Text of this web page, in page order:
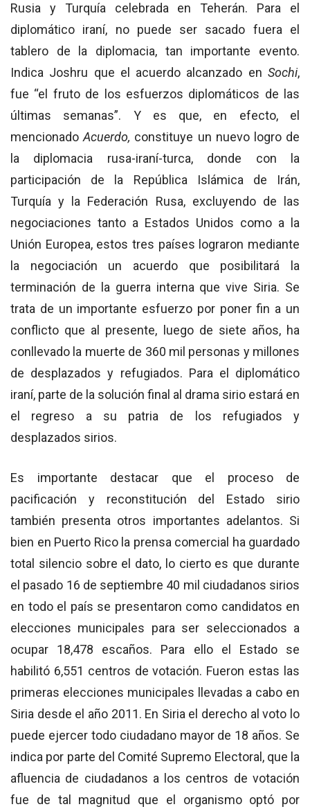
Rusia y Turquía celebrada en Teherán. Para el
diplomático iraní, no puede ser sacado fuera el
tablero de la diplomacia, tan importante evento.
Indica Joshru que el acuerdo alcanzado en Sochi,
fue “el fruto de los esfuerzos diplomáticos de las
últimas semanas”. Y es que, en efecto, el
mencionadoAcuerdo, constituye un nuevo logro de
la diplomacia rusa-iraní-turca, donde con la
participación de la República Islámica de Irán,
Turquía y la Federación Rusa, excluyendo de las
negociaciones tanto a Estados Unidos como a la
Unión Europea, estos tres países lograron mediante
la negociación un acuerdo que posibilitará la
terminación de la guerra interna que vive Siria. Se
trata de un importante esfuerzo por poner fin a un
conflicto que al presente, luego de siete años, ha
conllevado la muerte de 360 mil personas y millones
de desplazados y refugiados. Para el diplomático
iraní, parte de la solución final al drama sirio estará en
el regreso a su patria de los refugiados y
desplazados sirios.
Es importante destacar que el proceso de
pacificación y reconstitución del Estado sirio
también presenta otros importantes adelantos. Si
bien en Puerto Rico la prensa comercial ha guardado
total silencio sobre el dato, lo cierto es que durante
el pasado 16 de septiembre 40 mil ciudadanos sirios
en todo el país se presentaron como candidatos en
elecciones municipales para ser seleccionados a
ocupar 18,478 escaños. Para ello el Estado se
habilitó 6,551 centros de votación. Fueron estas las
primeras elecciones municipales llevadas a cabo en
Siria desde el año 2011. En Siria el derecho al voto lo
puede ejercer todo ciudadano mayor de 18 años. Se
indica por parte del Comité Supremo Electoral, que la
afluencia de ciudadanos a los centros de votación
fue de tal magnitud que el organismo optó por